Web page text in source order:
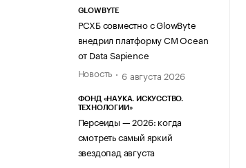
GLOWBYTE
РСХБ совместно с GlowByte
внедрил платформу CM Ocean
от Data Sapience
Новость
6 августа 2026
ФОНД «НАУКА. ИСКУССТВО.
ТЕХНОЛОГИИ»
Персеиды — 2026: когда
смотреть самый яркий
звездопад августа